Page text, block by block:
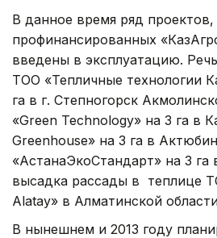
В данное время ряд проектов,
профинансированных
введены в эксплуатацию.
ТОО «Тепличные технологии
га в г. Степногорск
«Green Technology» на 3 га в
Greenhouse» на 3 га в
«АстанаЭкоСтандарт» на 3 га
высадка рассады в теплице
Alatay» в Алматинской
В нынешнем и 2013 году